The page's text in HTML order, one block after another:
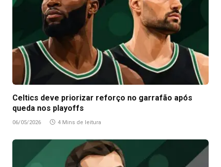
Celtics deve priorizar reforço no garrafão após
queda nos playoffs
06/05/2026 4 Mins de leitura